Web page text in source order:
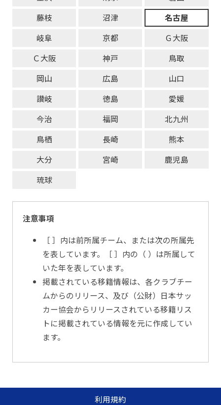
藤枝
沼津
名古屋
岐阜
京都
Ｇ大阪
Ｃ大阪
神戸
鳥取
岡山
広島
山口
讃岐
徳島
愛媛
今治
福岡
北九州
鳥栖
長崎
熊本
大分
宮崎
鹿児島
琉球
注意事項
［ ］内は前所属チーム、または次の所属先
を表しています。［ ］内の（ ）は所属して
いた年を表しています。
掲載されている移籍情報は、各クラブチー
ムからのリリース、及び（公財）日本サッ
カー協会からリリースされている移籍リス
トに掲載されている情報を元に作成してい
ます。
利用規約